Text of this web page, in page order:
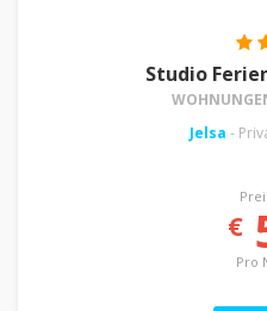
Studio
Jelsa -
€
Pro